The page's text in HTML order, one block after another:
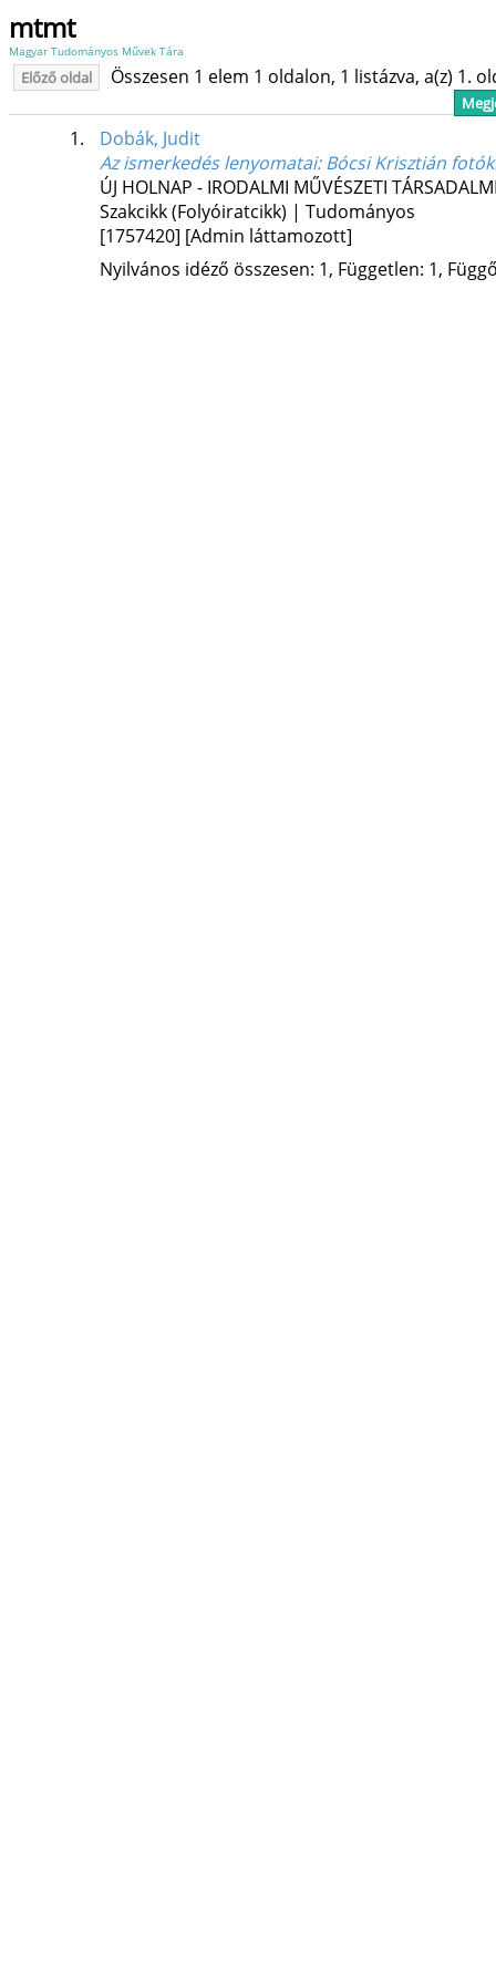
mtmt
Magyar Tudományos Művek Tára
Előző oldal Összesen 1 elem 1 oldalon, 1 listázva, a(z) 1.
1.
Dobák, Judit
Az ismerkedés lenyomatai: Bócsi Krisztián
ÚJ HOLNAP - IRODALMI MŰVÉSZETI
Szakcikk (Folyóiratcikk) | Tudományos
[1757420] [Admin láttamozott]
Nyilvános idéző összesen: 1, Független: 1,